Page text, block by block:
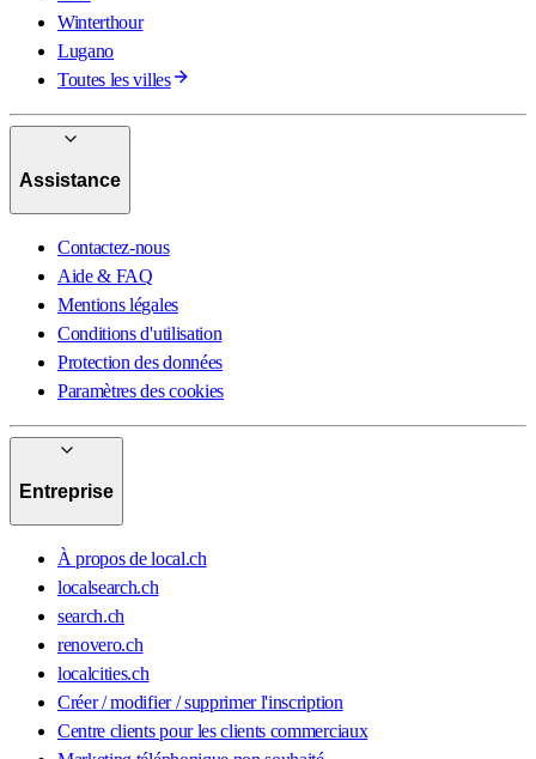
Winterthour
Lugano
Toutes les villes
Assistance
Contactez-nous
Aide & FAQ
Mentions légales
Conditions d'utilisation
Protection des données
Paramètres des cookies
Entreprise
À propos de local.ch
localsearch.ch
search.ch
renovero.ch
localcities.ch
Créer / modifier / supprimer l'inscription
Centre clients pour les clients commerciaux